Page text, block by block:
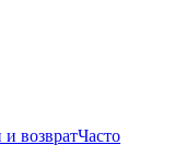
возвратЧасто